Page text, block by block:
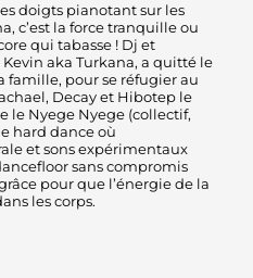
doigts pianotant sur les
c’est la force tranquille ou
qui tabasse ! Dj et
aka Turkana, a quitté le
famille, pour se réfugier au
Decay et Hibotep le
le Nyege Nyege (collectif,
hard dance où
et sons expérimentaux
sans compromis
pour que l’énergie de la
les corps.